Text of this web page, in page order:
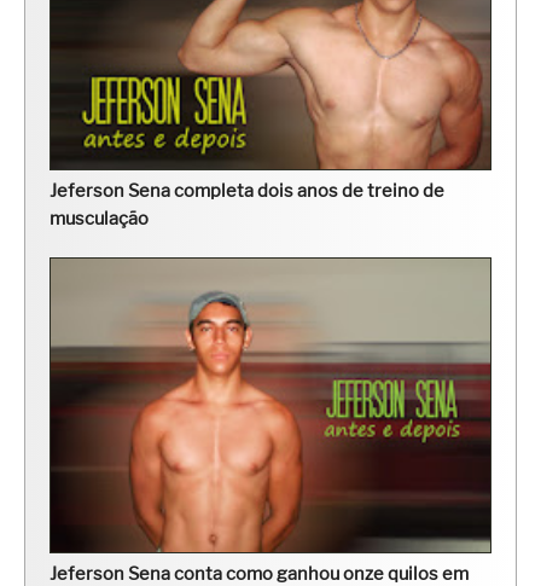
Jeferson Sena completa dois anos de treino de
musculação
Jeferson Sena conta como ganhou onze quilos em